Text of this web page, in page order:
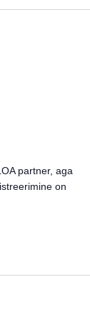
partner, aga
on